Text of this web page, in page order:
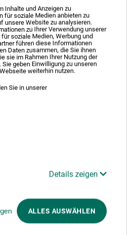
Inhalte und Anzeigen zu
für soziale Medien anbieten zu
unsere Website zu analysieren.
zu Ihrer Verwendung unserer
soziale Medien, Werbung und
führen diese Informationen
Daten zusammen, die Sie ihnen
sie im Rahmen Ihrer Nutzung der
geben Einwilligung zu unseren
weiterhin nutzen.
Sie in unserer
Details zeigen
ALLES AUSWÄHLEN
(0)
Bewertung zu diesem Produkt
BEWERTEN
Kontakt
des Herstellers zu